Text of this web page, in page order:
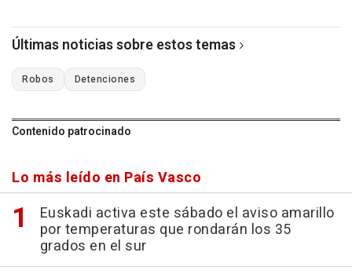
Últimas noticias sobre estos temas
Robos Detenciones
Contenido patrocinado
Lo más leído en País Vasco
Euskadi activa este sábado el aviso amarillo
por temperaturas que rondarán los 35
grados en el sur